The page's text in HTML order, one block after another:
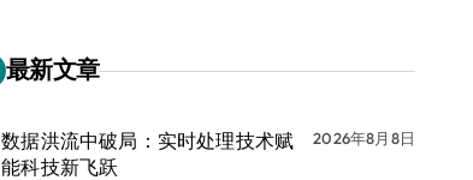
最新文章
数据洪流中破局：实时处理技术赋
能科技新飞跃
2026年8月8日